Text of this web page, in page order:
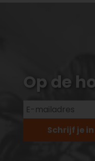
Op de
Schrijf je